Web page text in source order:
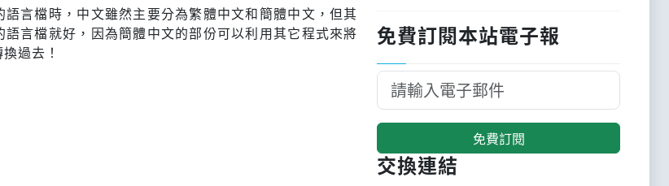
言檔時，中文雖然主要分為繁體中文和簡體中文，但其
言檔就好，因為簡體中文的部份可以利用其它程式來將
過去！
免費訂閱本站電子報
免費訂閱
交換連結